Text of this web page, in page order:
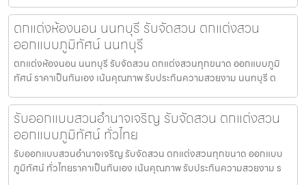
ตกแต่งห้องนอน นนทบุรี รับจัดสวน ตกแต่งสวน
ออกแบบภูมิทัศน์ นนทบุรี
ตกแต่งห้องนอน นนทบุรี รับจัดสวน ตกแต่งสวนทุกขนาด ออกแบบภูมิ
ทัศน์ ราคาเป็นกันเอง เน้นคุณภาพ รับประกันความสวยงาม นนทบุรี ต
รับออกแบบสวนอำนาจเจริญ รับจัดสวน ตกแต่งสวน
ออกแบบภูมิทัศน์ ทั่วไทย
รับออกแบบสวนอำนาจเจริญ รับจัดสวน ตกแต่งสวนทุกขนาด ออกแบบ
ภูมิทัศน์ ทั่วไทยราคาเป็นกันเอง เน้นคุณภาพ รับประกันความสวยงาม ร